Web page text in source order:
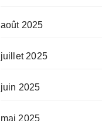
août 2025
juillet 2025
juin 2025
mai 2025